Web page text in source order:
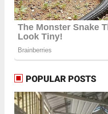
POPULAR POSTS